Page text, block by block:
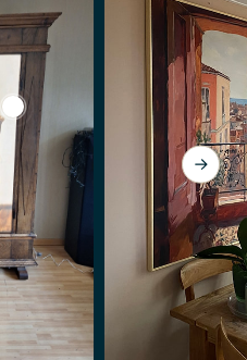
View Intérieur avec la femme